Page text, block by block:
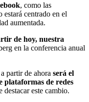
, como las
centrado en el
aumentada.
de hoy, nuestra
en la conferencia anual
partir de ahora será el
plataformas de redes
este cambio.